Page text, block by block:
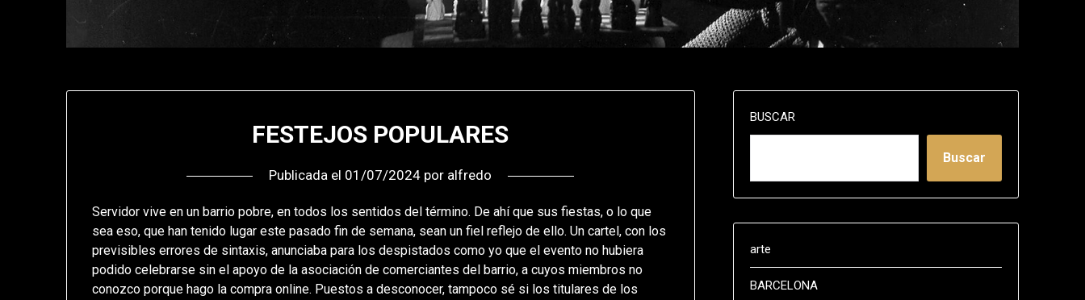
FESTEJOS POPULARES
Publicada el 01/07/2024 por alfredo
Servidor vive en un barrio pobre, en todos los sentidos del término. De ahí que sus fiestas, o lo que
sea eso, que han tenido lugar este pasado fin de semana, sean un fiel reflejo de ello. Un cartel, con los
previsibles errores de sintaxis, anunciaba para los despistados como yo que el evento no hubiera
podido celebrarse sin el apoyo de la asociación de comerciantes del barrio, a cuyos miembros no
conozco porque hago la compra online. Puestos a desconocer, tampoco sé si los titulares de los
BUSCAR
Buscar
arte
BARCELONA